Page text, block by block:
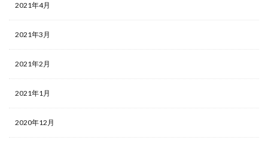
2021年4月
2021年3月
2021年2月
2021年1月
2020年12月